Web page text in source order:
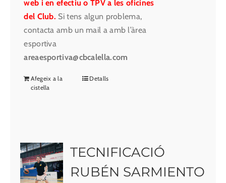
web i en efectiu o TPV a les oficines
del Club. Si tens algun problema,
contacta amb un mail a amb l’àrea
esportiva
areaesportiva@cbcalella.com
Afegeix a la
cistella
Detalls
TECNIFICACIÓ
RUBÉN SARMIENTO